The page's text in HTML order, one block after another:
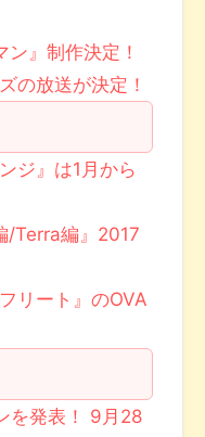
』制作決定！
の放送が決定！
ジ』は1月から
/Terra編』2017
リート』のOVA
を発表！ 9月28